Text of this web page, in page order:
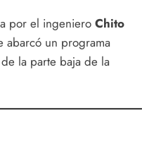
por el ingeniero Chito
abarcó un programa
la parte baja de la